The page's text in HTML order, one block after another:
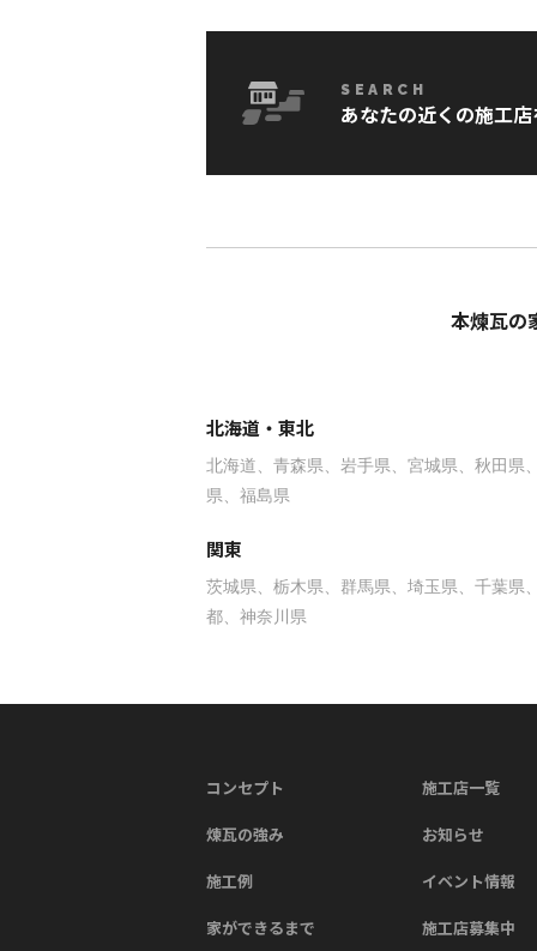
SEARCH
あなたの近くの施工
本煉瓦の
北海道・東北
北海道 青森県 岩手県 宮城県
秋田県
県
福島県
関東
茨城県 栃木県 群馬県 埼玉県
千葉県
都
神奈川県
コンセプト
煉瓦の強み
施工例
家ができるまで
施工店一覧
お知らせ
イベント情報
施工店募集中